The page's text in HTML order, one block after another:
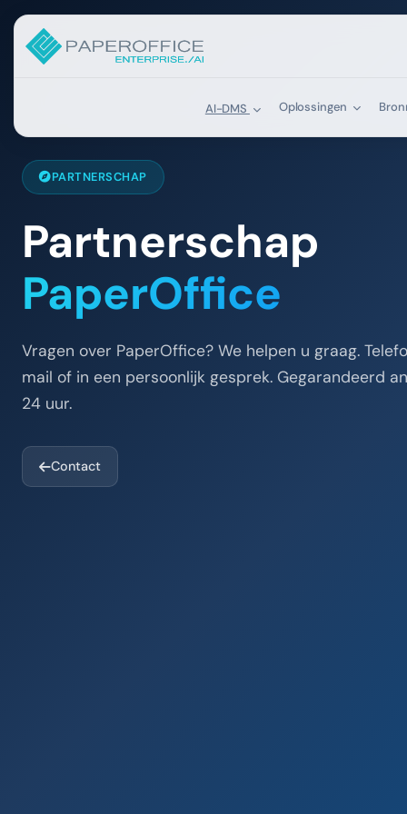
AI-DMS Oplossingen
PARTNERSCHAP
Partnerschap
PaperOffice
Vragen over PaperOffice? We helpen u graag.
mail of in een persoonlijk gesprek. Gegarandeerd
24 uur.
Contact